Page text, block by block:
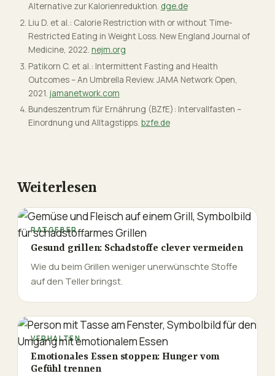
Alternative zur Kalorienreduktion. dge.de
Liu D. et al.: Calorie Restriction with or without Time-
Restricted Eating in Weight Loss. New England Journal of
Medicine, 2022. nejm.org
Patikorn C. et al.: Intermittent Fasting and Health
Outcomes – An Umbrella Review. JAMA Network Open,
2021. jamanetwork.com
Bundeszentrum für Ernährung (BZfE): Intervallfasten –
Einordnung und Alltagstipps. bzfe.de
Weiterlesen
RATGEBER
Gesund grillen: Schadstoffe clever vermeiden
Wie du beim Grillen weniger unerwünschte Stoffe
auf den Teller bringst.
VERHALTEN
Emotionales Essen stoppen: Hunger vom
Gefühl trennen